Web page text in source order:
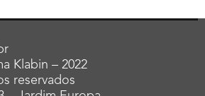
Klabin – 2022
reservados